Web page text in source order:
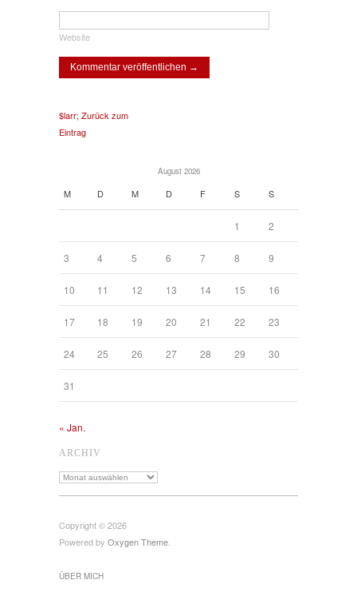
Website
$larr; Zurück zum
Eintrag
August 2026
M D M D F S S
1 2
3 4 5 6 7 8 9
10 11 12 13 14 15 16
17 18 19 20 21 22 23
24 25 26 27 28 29 30
31
« Jan.
ARCHIV
Archiv
Copyright © 2026
Powered by Oxygen Theme
ÜBER MICH